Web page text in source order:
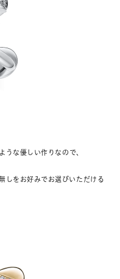
うな優しい作りなので、
しをお好みでお選びいただける